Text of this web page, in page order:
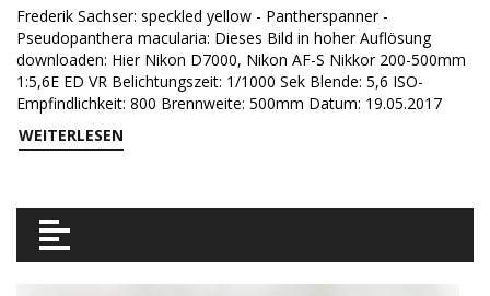
Frederik Sachser: speckled yellow - Pantherspanner -
Pseudopanthera macularia: Dieses Bild in hoher Auflösung
downloaden: Hier Nikon D7000, Nikon AF-S Nikkor 200-500mm
1:5,6E ED VR Belichtungszeit: 1/1000 Sek Blende: 5,6 ISO-
Empfindlichkeit: 800 Brennweite: 500mm Datum: 19.05.2017
WEITERLESEN